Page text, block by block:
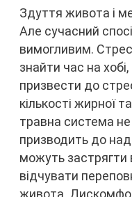
Здуття живота і
Але сучасний
вимогливим.
знайти час на
призвести до
кількості жирної
травна система
призводить до
можуть застрягти
відчувати
живота.